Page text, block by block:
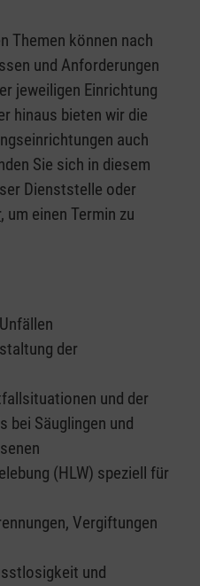
Themen können nach
und Anforderungen
jeweiligen Einrichtung
hinaus bieten wir die
auch
Sie sich in diesem
Dienststelle oder
, um einen Termin zu
der
und der
bei Säuglingen und
(HLW) speziell für
Vergiftungen
und